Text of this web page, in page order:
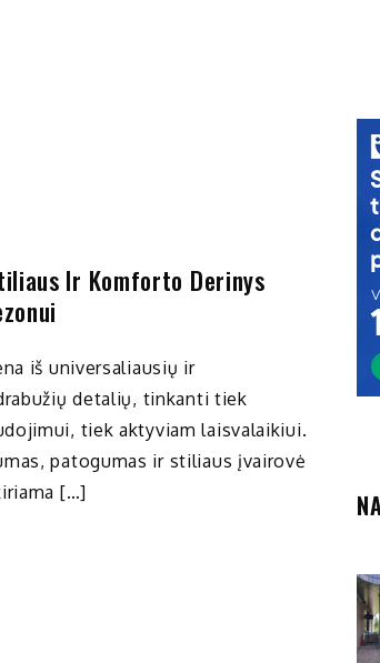
Ir Komforto Derinys
iš universaliausių ir
detalių, tinkanti tiek
tiek aktyviam laisvalaikiui.
patogumas ir stiliaus įvairovė
[…]